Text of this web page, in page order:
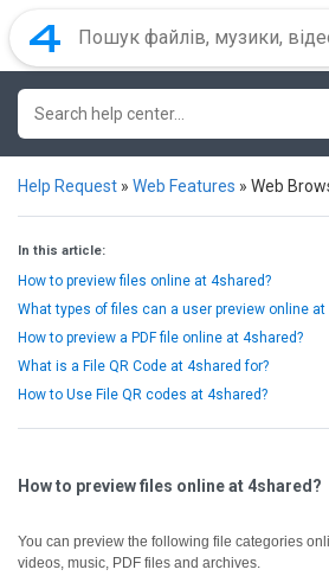
Help Request » Web Features » Web
In this article:
How to preview files online at 4shared?
What types of files can a user preview online at
How to preview a PDF file online at 4shared?
What is a File QR Code at 4shared for?
How to Use File QR codes at 4shared?
How to preview files online at 4shared?
You can preview the following file categories
videos, music, PDF files and archives.